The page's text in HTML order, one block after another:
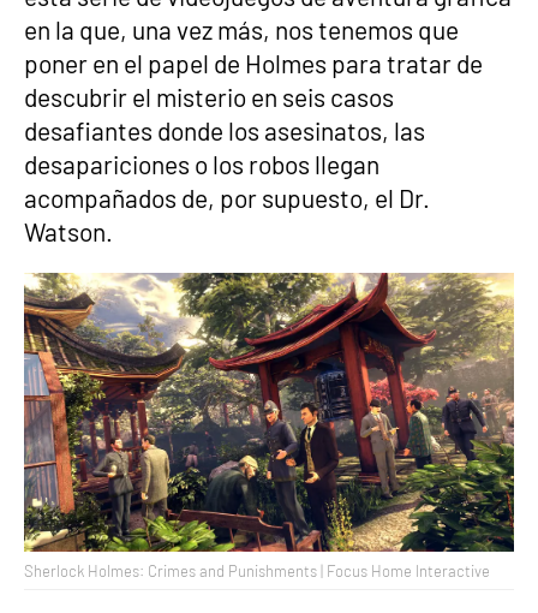
en la que, una vez más, nos tenemos que
poner en el papel de Holmes para tratar de
descubrir el misterio en seis casos
desafiantes donde los asesinatos, las
desapariciones o los robos llegan
acompañados de, por supuesto, el Dr.
Watson.
Sherlock Holmes: Crimes and Punishments | Focus Home Interactive